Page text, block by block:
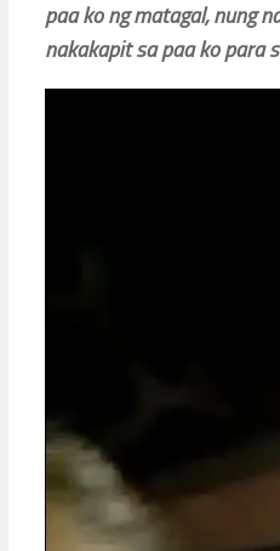
paa ko ng matagal, nung
nakakapit sa paa ko para